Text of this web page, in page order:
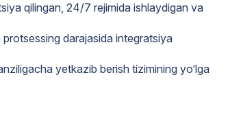
qilingan, 24/7 rejimida ishlaydigan va
protsessing darajasida integratsiya
yetkazib berish tizimining yo‘lga